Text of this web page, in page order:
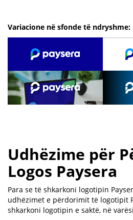
Variacione në sfonde të ndryshme:
Udhëzime për
Logos Paysera
Para se të shkarkoni logotipin
udhëzimet e përdorimit të logotipit
shkarkoni logotipin e saktë, në